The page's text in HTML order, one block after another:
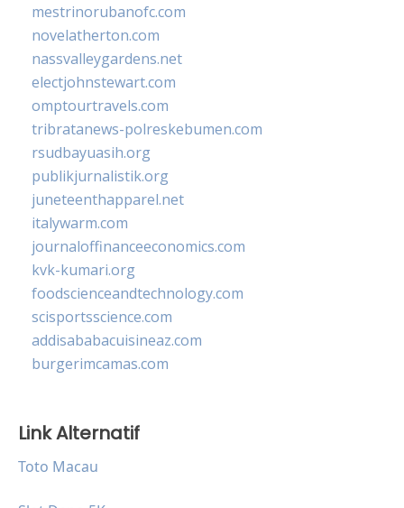
mestrinorubanofc.com
novelatherton.com
nassvalleygardens.net
electjohnstewart.com
omptourtravels.com
tribratanews-polreskebumen.com
rsudbayuasih.org
publikjurnalistik.org
juneteenthapparel.net
italywarm.com
journaloffinanceeconomics.com
kvk-kumari.org
foodscienceandtechnology.com
scisportsscience.com
addisababacuisineaz.com
burgerimcamas.com
Link Alternatif
Toto Macau